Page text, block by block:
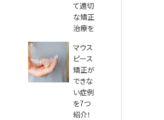
て適切
な矯正
治療を
マウス
ピース
矯正が
できな
い症例
を7つ
紹介！